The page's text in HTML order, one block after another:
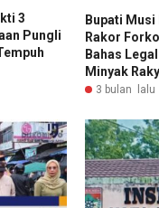
3
Pungli
Bupati Musi
Rakor
Bahas
Minyak
3 bulan lalu